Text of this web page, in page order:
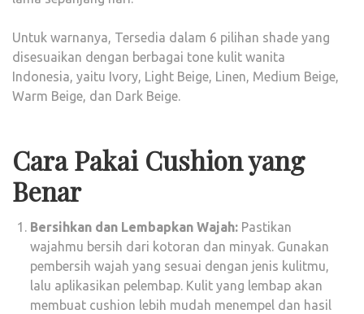
Untuk warnanya, Tersedia dalam 6 pilihan shade yang
disesuaikan dengan berbagai tone kulit wanita
Indonesia, yaitu Ivory, Light Beige, Linen, Medium Beige,
Warm Beige, dan Dark Beige.
Cara Pakai Cushion yang
Benar
Bersihkan dan Lembapkan Wajah: Pastikan
wajahmu bersih dari kotoran dan minyak. Gunakan
pembersih wajah yang sesuai dengan jenis kulitmu,
lalu aplikasikan pelembap. Kulit yang lembap akan
membuat cushion lebih mudah menempel dan hasil